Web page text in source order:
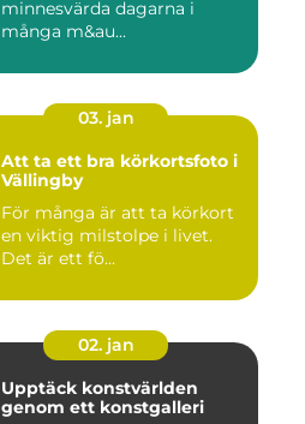
minnesvärda dagarna i
många m&au...
03. jan
Att ta ett bra körkortsfoto i
Vällingby
För många är att ta körkort
en viktig milstolpe i livet.
Det är ett fö...
02. jan
Upptäck konstvärlden
genom ett konstgalleri